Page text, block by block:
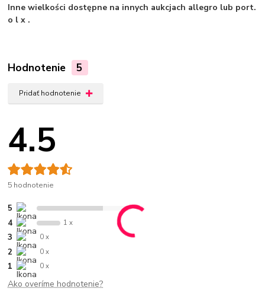
Inne wielkości dostępne na innych aukcjach allegro lub port.
o l x .
Hodnotenie 5
Pridať hodnotenie
4.5
5 hodnotenie
5 4 x
4 1 x
3 0 x
2 0 x
1 0 x
Ako overíme hodnotenie?